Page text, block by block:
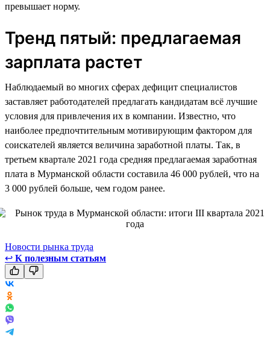
превышает норму.
Тренд пятый: предлагаемая
зарплата растет
Наблюдаемый во многих сферах дефицит специалистов
заставляет работодателей предлагать кандидатам всё лучшие
условия для привлечения их в компании. Известно, что
наиболее предпочтительным мотивирующим фактором для
соискателей является величина заработной платы. Так, в
третьем квартале 2021 года средняя предлагаемая заработная
плата в Мурманской области составила 46 000 рублей, что на
3 000 рублей больше, чем годом ранее.
Новости рынка труда
↩ К полезным статьям